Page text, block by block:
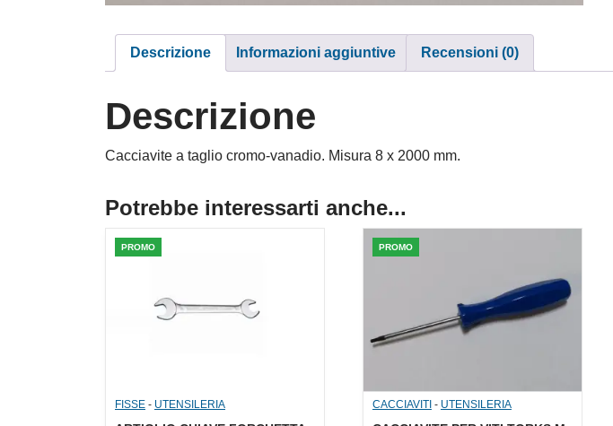
Descrizione Informazioni aggiuntive Recensioni (0)
Descrizione
Cacciavite a taglio cromo-vanadio. Misura 8 x 2000 mm.
Potrebbe interessarti anche...
PROMO
FISSE - UTENSILERIA
PROMO
CACCIAVITI - UTENSILERIA